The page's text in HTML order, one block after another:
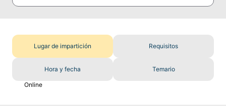
Lugar de impartición Requisitos
Hora y fecha Temario
Online